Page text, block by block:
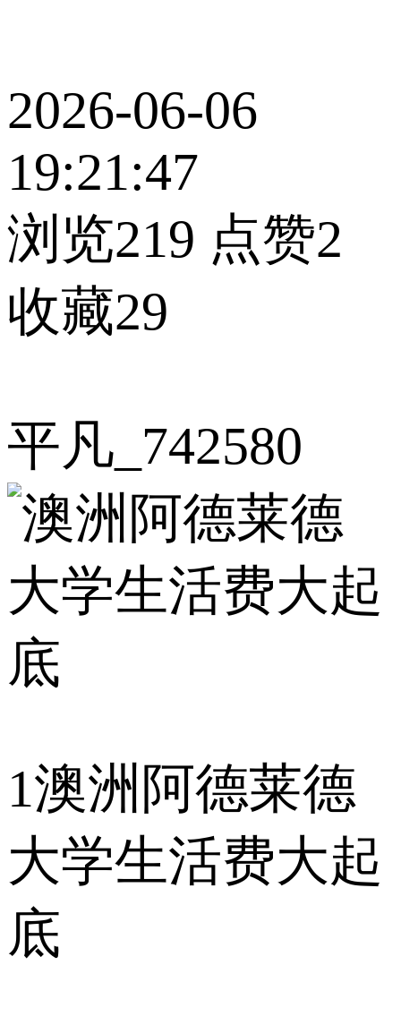
2026-06-06
19:21:47
浏览219 点赞2
收藏29
平凡_742580
1澳洲阿德莱德
大学生活费大起
底